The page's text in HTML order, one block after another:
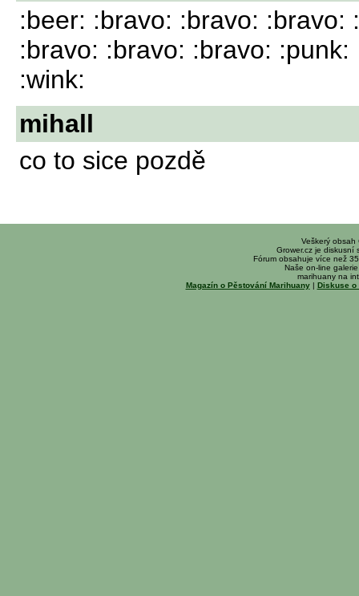
:beer: :bravo: :bravo:
:bravo: :bravo: :bravo: :punk:
:wink:
mihall
co to sice pozdě
Veškerý obsah
Grower.cz je diskusní
Fórum obsahuje více než
Naše on-line
marihuany na
Magazín o Pěstování Marihuany| Diskuse o